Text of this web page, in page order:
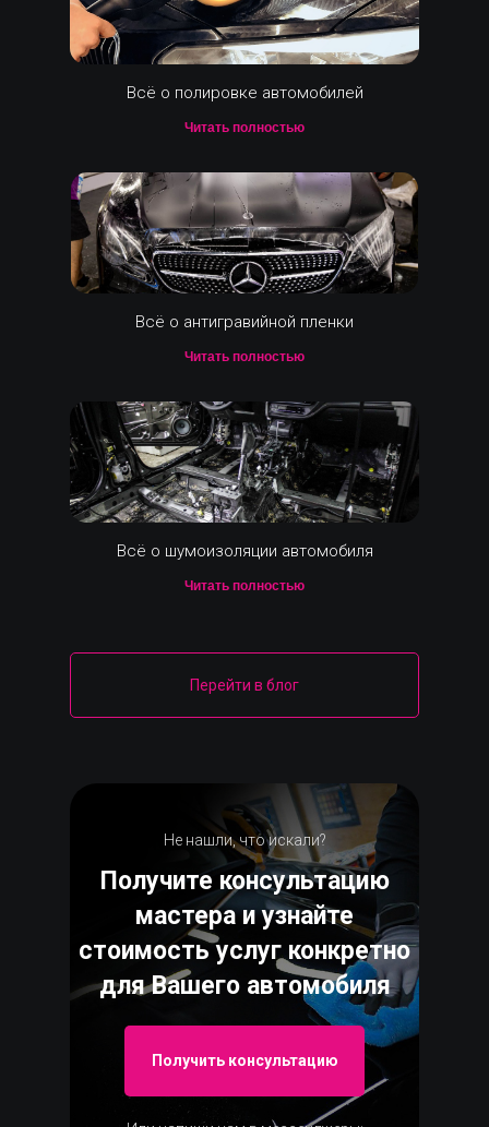
Всё о полировке автомобилей
Всё о антигравийной пленки
Всё о шумоизоляции автомобиля
Читать полностью
Читать полностью
Читать полностью
Перейти в блог
Не нашли, что искали?
Получите консультацию
мастера и узнайте
стоимость услуг конкретно
для Вашего автомобиля
Получить консультацию